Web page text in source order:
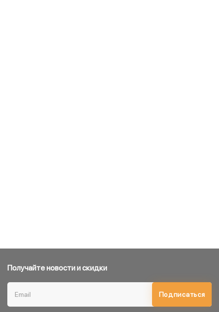
Получайте новости и скидки
Подписаться